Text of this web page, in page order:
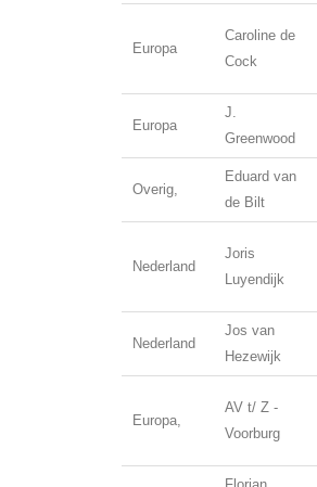
Europa
Caroline de
Cock
Europa
J.
Greenwood
Overig,
Eduard van
de Bilt
Nederland
Joris
Luyendijk
Nederland
Jos van
Hezewijk
Europa,
AV t/ Z -
Voorburg